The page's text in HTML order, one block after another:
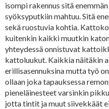
isompi rakennus sitä
syöksyputkiin mahtuu. Sitä
sekä ruostuvia kohtia.
kuitenkin kaikki muutkin
yhteydessä onnistuvat
kattoluukut. Kaikkia näitäkin
erillisasennuksina mutta työ
ollaan joka tapauksessa
pieneläinesteet varsinkin
jotta tintit ja muut siivekkäät